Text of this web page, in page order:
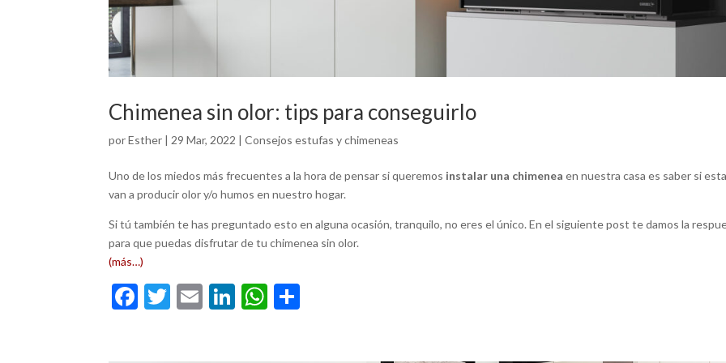
Chimenea sin olor: tips para conseguirlo
porEsther | 29 Mar, 2022 |Consejos estufas y chimeneas
Uno de los miedos más frecuentes a la hora de pensar si queremos instalar una chimeneaen nuestra casa es saber si
van a producir olor y/o humos en nuestro hogar.
Si tú también te has preguntado esto en alguna ocasión, tranquilo, no eres el único. En el siguiente post te damos la
para que puedas disfrutar de tu chimenea sin olor.
(más…)
F
T
E
Li W